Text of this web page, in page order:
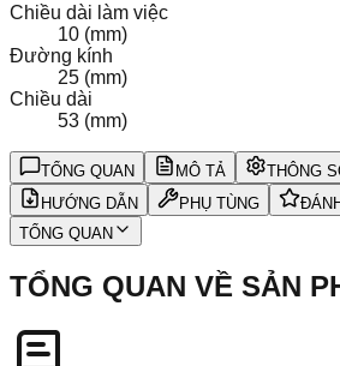
Chiều dài làm việc
10 (mm)
Đường kính
25 (mm)
Chiều dài
53 (mm)
TỔNG QUAN MÔ TẢ THÔNG
HƯỚNG DẪN
PHỤ TÙNG
TỔNG QUAN
TỔNG QUAN VỀ SẢN